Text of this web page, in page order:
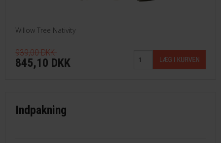
Willow Tree Nativity
939,00 DKK
845,10 DKK
Indpakning